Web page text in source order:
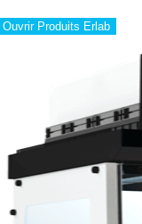
Ouvrir Produits Erlab